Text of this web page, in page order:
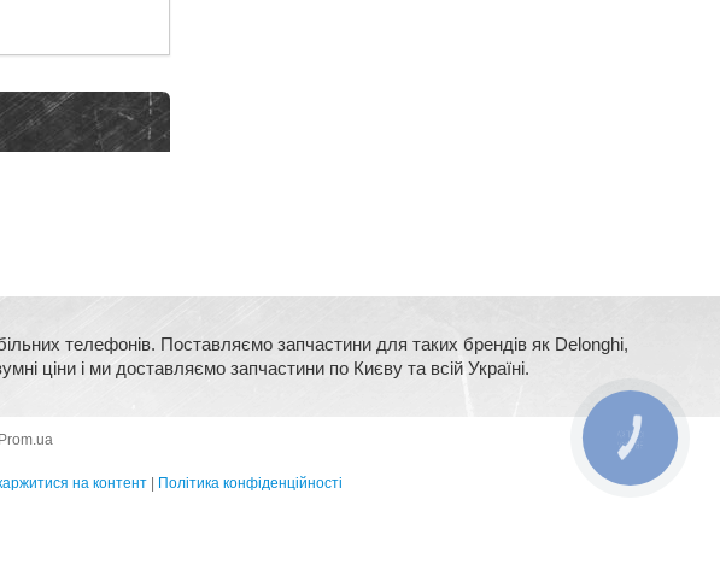
телефонів. Поставляємо запчастини для таких брендів як Delonghi,
ціни і ми доставляємо запчастини по Києву та всій Україні.
Prom.ua
на контент
Політика конфіденційності
КНОПКА
ЗВ'ЯЗКУ